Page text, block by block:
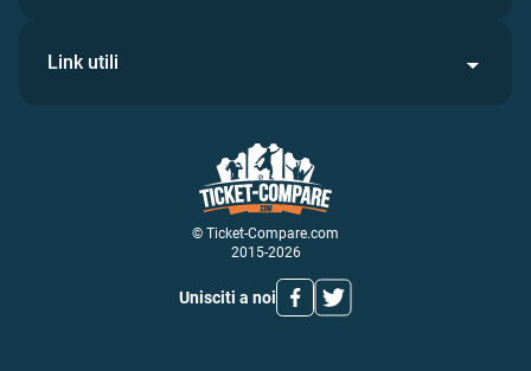
© Ticket-Compare.com
2015-2026
Unisciti a noi
Link utili